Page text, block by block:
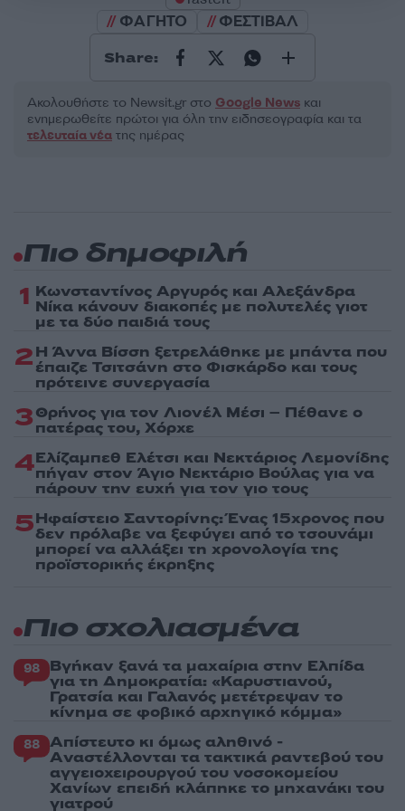
ΦΑΓΗΤΟ
ΦΕΣΤΙΒΑΛ
Share:
Ακολουθήστε το Νewsit.gr στο Google News και
ενημερωθείτε πρώτοι για όλη την ειδησεογραφία και τα
τελευταία νέα της ημέρας
Πιο δημοφιλή
1 Κωνσταντίνος Αργυρός και Αλεξάνδρα
Νίκα κάνουν διακοπές με πολυτελές γιοτ
με τα δύο παιδιά τους
2Η Άννα Βίσση ξετρελάθηκε με μπάντα που
έπαιζε Τσιτσάνη στο Φισκάρδο και τους
πρότεινε συνεργασία
3Θρήνος για τον Λιονέλ Μέσι – Πέθανε ο
πατέρας του, Χόρχε
4Ελίζαμπεθ Ελέτσι και Νεκτάριος Λεμονίδης
πήγαν στον Άγιο Νεκτάριο Βούλας για να
πάρουν την ευχή για τον γιο τους
5Ηφαίστειο Σαντορίνης: Ένας 15χρονος που
δεν πρόλαβε να ξεφύγει από το τσουνάμι
μπορεί να αλλάξει τη χρονολογία της
προϊστορικής έκρηξης
Πιο σχολιασμένα
98 Βγήκαν ξανά τα μαχαίρια στην Ελπίδα
για τη Δημοκρατία: «Καρυστιανού,
Γρατσία και Γαλανός μετέτρεψαν το
κίνημα σε φοβικό αρχηγικό κόμμα»
88 Απίστευτο κι όμως αληθινό -
Aναστέλλονται τα τακτικά ραντεβού του
αγγειοχειρουργού του νοσοκομείου
Χανίων επειδή κλάπηκε το μηχανάκι του
γιατρού